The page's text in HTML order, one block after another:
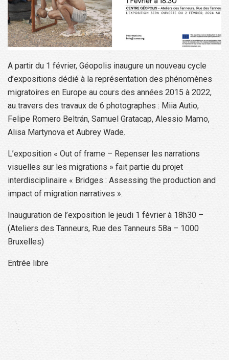
A partir du 1 février, Géopolis inaugure un nouveau cycle
d’expositions dédié à la représentation des phénomènes
migratoires en Europe au cours des années 2015 à 2022,
au travers des travaux de 6 photographes : Miia Autio,
Felipe Romero Beltrán, Samuel Gratacap, Alessio Mamo,
Alisa Martynova et Aubrey Wade.
L’exposition « Out of frame – Repenser les narrations
visuelles sur les migrations » fait partie du projet
interdisciplinaire « Bridges : Assessing the production and
impact of migration narratives ».
Inauguration de l’exposition le jeudi 1 février à 18h30 –
(Ateliers des Tanneurs, Rue des Tanneurs 58a – 1000
Bruxelles)
Entrée libre